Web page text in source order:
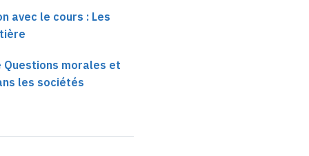
avec le cours : Les
Questions morales et
les sociétés